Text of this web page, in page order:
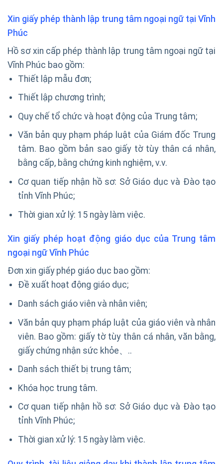
Xin giấy phép thành lập trung tâm ngoại ngữ tại Vĩnh
Phúc
Hồ sơ xin cấp phép thành lập trung tâm ngoại ngữ tại
Vĩnh Phúc bao gồm:
Thiết lập mẫu đơn;
Thiết lập chương trình;
Quy chế tổ chức và hoạt động của Trung tâm;
Văn bản quy phạm pháp luật của Giám đốc Trung
tâm. Bao gồm bản sao giấy tờ tùy thân cá nhân,
bằng cấp, bằng chứng kinh nghiệm, v.v.
Cơ quan tiếp nhận hồ sơ: Sở Giáo dục và Đào tạo
tỉnh Vĩnh Phúc;
Thời gian xử lý: 15 ngày làm việc.
Xin giấy phép hoạt động giáo dục của Trung tâm
ngoại ngữ Vĩnh Phúc
Đơn xin giấy phép giáo dục bao gồm:
Đề xuất hoạt động giáo dục;
Danh sách giáo viên và nhân viên;
Văn bản quy phạm pháp luật của giáo viên và nhân
viên. Bao gồm: giấy tờ tùy thân cá nhân, văn bằng,
giấy chứng nhận sức khỏe、..
Danh sách thiết bị trung tâm;
Khóa học trung tâm.
Cơ quan tiếp nhận hồ sơ: Sở Giáo dục và Đào tạo
tỉnh Vĩnh Phúc;
Thời gian xử lý: 15 ngày làm việc.